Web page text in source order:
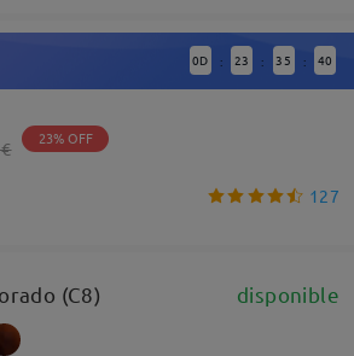
0D : 23 : 35 : 40
23% OFF
127
(C8) disponible